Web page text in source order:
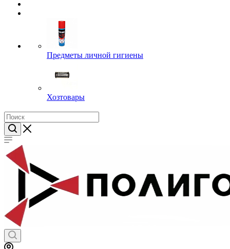
Предметы личной гигиены
Хозтовары